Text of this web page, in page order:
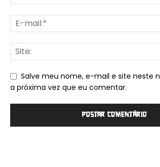
Salve meu nome, e-mail e site neste
a próxima vez que eu comentar.